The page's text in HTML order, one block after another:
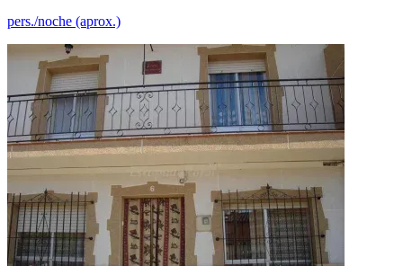
pers./noche (aprox.)